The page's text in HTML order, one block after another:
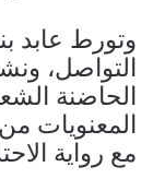
وتورط عابد
التواصل،
الحاضنة
المعنويات
مع رواية